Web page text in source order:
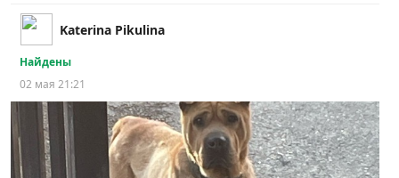
Katerina Pikulina
Найдены
02 мая 21:21